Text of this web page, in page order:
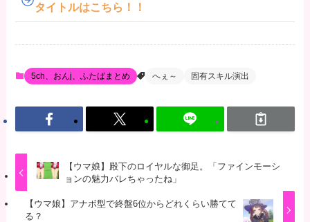
タイトルはこちら！！
5ch、おんj、ふたばまとめ へぇ～ 固有スキル演出
【ウマ娘】殿下のロイヤルな御足。「ファインモーシ
ョンの魅力バレちゃったね」
【ウマ娘】アナボ型で終盤6位からどれくらい勝てて
る？